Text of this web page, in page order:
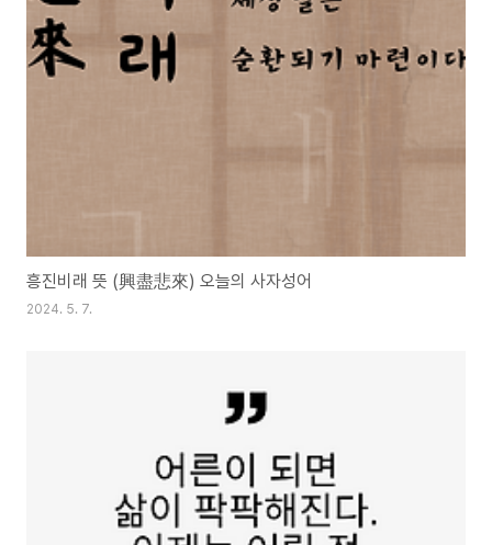
흥진비래 뜻 (興盡悲來) 오늘의 사자성어
2024. 5. 7.